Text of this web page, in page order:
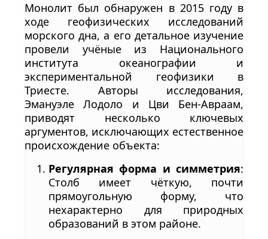
Монолит был обнаружен в 2015 году в
ходе геофизических исследований
морского дна, а его детальное изучение
провели учёные из Национального
института океанографии и
экспериментальной геофизики в
Триесте. Авторы исследования,
Эмануэле Лодоло и Цви Бен-Авраам,
приводят несколько ключевых
аргументов, исключающих естественное
происхождение объекта:
Регулярная форма и симметрия:
Столб имеет чёткую, почти
прямоугольную форму, что
нехарактерно для природных
образований в этом районе.